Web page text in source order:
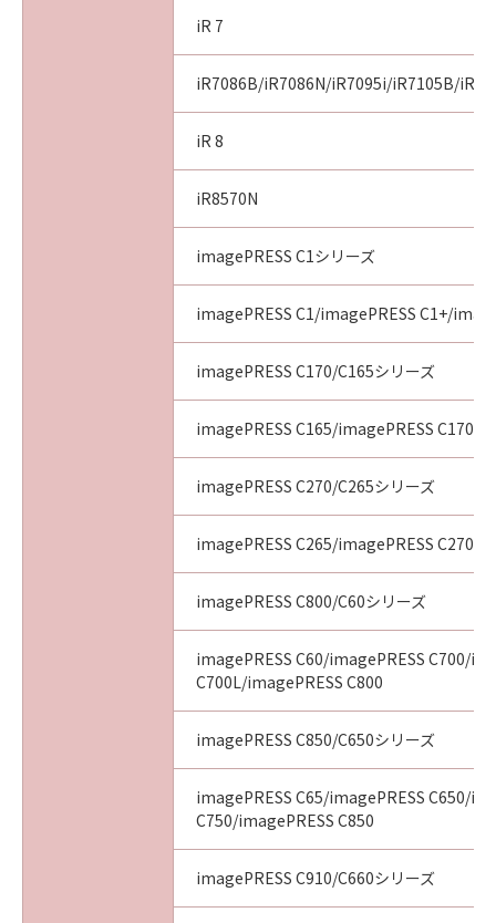
iR 7
iR7086B/iR7086N/iR7095i/iR7105B/
iR 8
iR8570N
imagePRESS C1シリーズ
imagePRESS C1/imagePRESS C1+/
imagePRESS C170/C165シリーズ
imagePRESS C165/imagePRESS C170
imagePRESS C270/C265シリーズ
imagePRESS C265/imagePRESS C270
imagePRESS C800/C60シリーズ
imagePRESS C60/imagePRESS C700/
C700L/imagePRESS C800
imagePRESS C850/C650シリーズ
imagePRESS C65/imagePRESS C650/
C750/imagePRESS C850
imagePRESS C910/C660シリーズ